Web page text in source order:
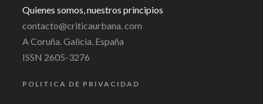
Quienes somos, nuestros principios
contacto@criticaurbana. com
A Coruña. Galicia. España
ISSN 2605-3276
POLITICA DE PRIVACIDAD